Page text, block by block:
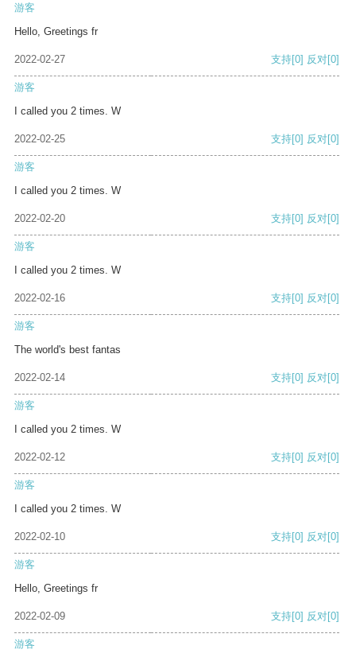
游客
Hello, Greetings fr
2022-02-27 支持[0] 反对[0]
游客
I called you 2 times. W
2022-02-25 支持[0] 反对[0]
游客
I called you 2 times. W
2022-02-20 支持[0] 反对[0]
游客
I called you 2 times. W
2022-02-16 支持[0] 反对[0]
游客
The world's best fantas
2022-02-14 支持[0] 反对[0]
游客
I called you 2 times. W
2022-02-12 支持[0] 反对[0]
游客
I called you 2 times. W
2022-02-10 支持[0] 反对[0]
游客
Hello, Greetings fr
2022-02-09 支持[0] 反对[0]
游客